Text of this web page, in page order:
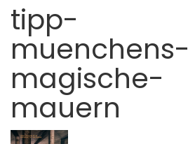
tipp-
muenchens-
magische-
mauern